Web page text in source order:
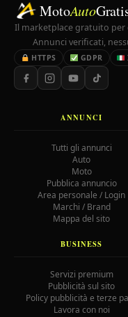
MotoAuto
Il marketplace gratuito per
Annunci verificati,
HTTPS GDPR
ANNUNCI
Tutti gli annunci
Auto
Moto
Pubblica annuncio
Area personale / Login
Marchi / Brand
Mappa del sito
BUSINESS
Servizi premium
Pubblicità sul sito
Policy pubblicità e terze
Lavora con noi